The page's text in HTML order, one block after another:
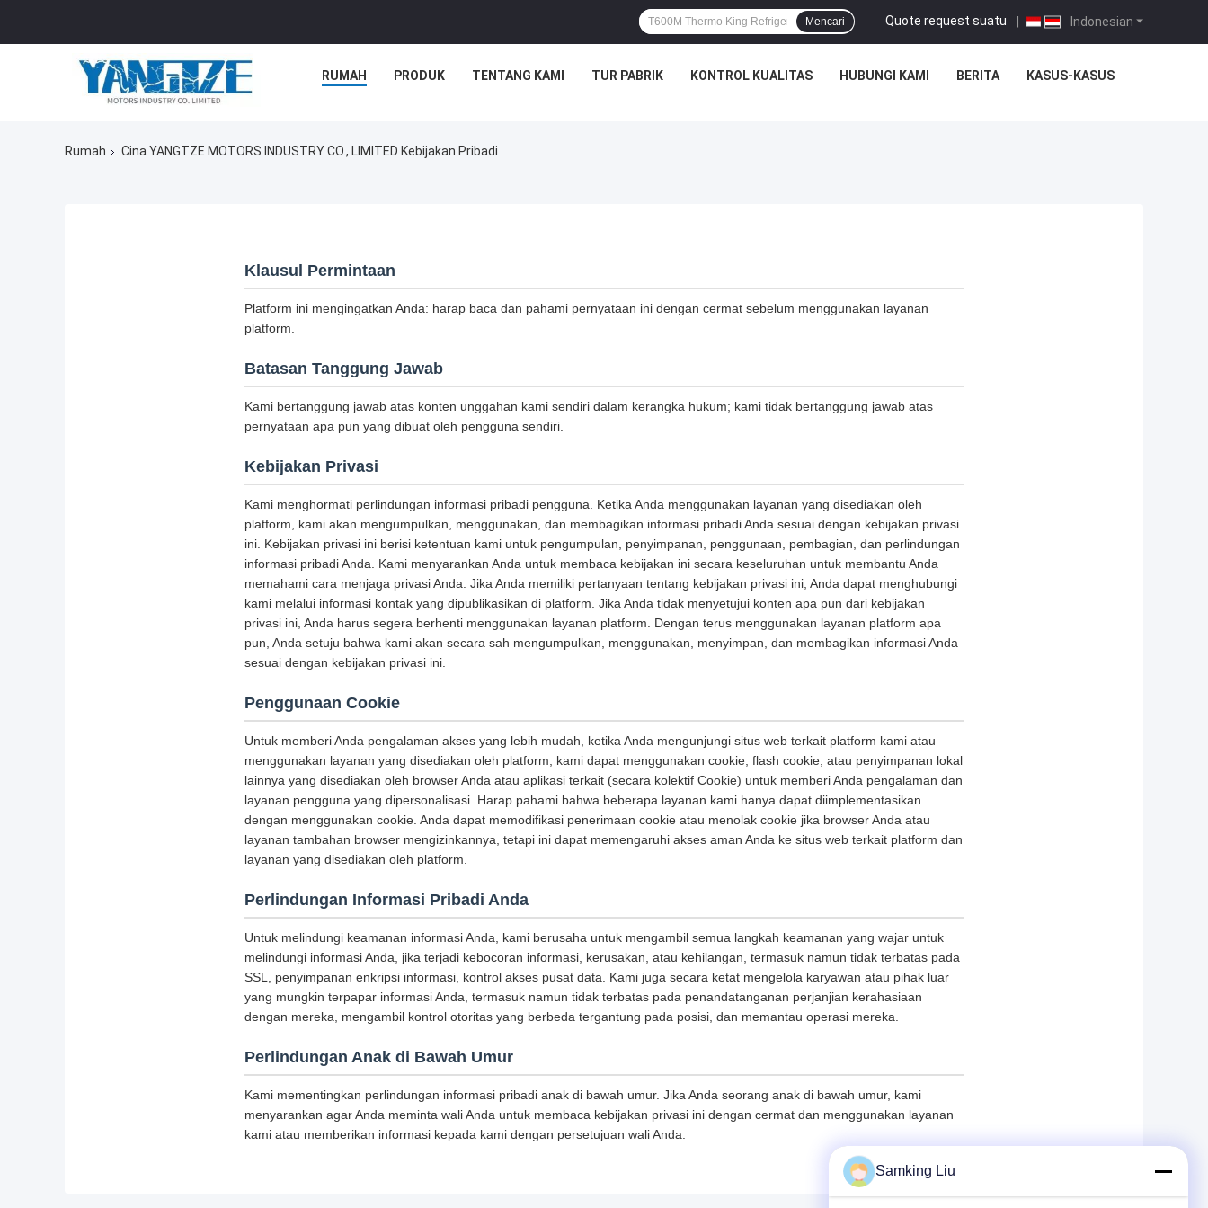
Indonesian
Quote request suatu |
Mencari
RUMAH PRODUK TENTANG KAMI TUR PABRIK KONTROL KUALITAS HUBUNGI KAMI BERITA KASUS-KASUS
Rumah Cina YANGTZE MOTORS INDUSTRY CO., LIMITED Kebijakan Pribadi
Klausul Permintaan
Platform ini mengingatkan Anda: harap baca dan pahami pernyataan ini dengan cermat sebelum menggunakan layanan
platform.
Batasan Tanggung Jawab
Kami bertanggung jawab atas konten unggahan kami sendiri dalam kerangka hukum; kami tidak bertanggung jawab atas
pernyataan apa pun yang dibuat oleh pengguna sendiri.
Kebijakan Privasi
Kami menghormati perlindungan informasi pribadi pengguna. Ketika Anda menggunakan layanan yang disediakan oleh
platform, kami akan mengumpulkan, menggunakan, dan membagikan informasi pribadi Anda sesuai dengan kebijakan privasi
ini. Kebijakan privasi ini berisi ketentuan kami untuk pengumpulan, penyimpanan, penggunaan, pembagian, dan perlindungan
informasi pribadi Anda. Kami menyarankan Anda untuk membaca kebijakan ini secara keseluruhan untuk membantu Anda
memahami cara menjaga privasi Anda. Jika Anda memiliki pertanyaan tentang kebijakan privasi ini, Anda dapat menghubungi
kami melalui informasi kontak yang dipublikasikan di platform. Jika Anda tidak menyetujui konten apa pun dari kebijakan
privasi ini, Anda harus segera berhenti menggunakan layanan platform. Dengan terus menggunakan layanan platform apa
pun, Anda setuju bahwa kami akan secara sah mengumpulkan, menggunakan, menyimpan, dan membagikan informasi Anda
sesuai dengan kebijakan privasi ini.
Penggunaan Cookie
Untuk memberi Anda pengalaman akses yang lebih mudah, ketika Anda mengunjungi situs web terkait platform kami atau
menggunakan layanan yang disediakan oleh platform, kami dapat menggunakan cookie, flash cookie, atau penyimpanan lokal
lainnya yang disediakan oleh browser Anda atau aplikasi terkait (secara kolektif Cookie) untuk memberi Anda pengalaman dan
layanan pengguna yang dipersonalisasi. Harap pahami bahwa beberapa layanan kami hanya dapat diimplementasikan
dengan menggunakan cookie. Anda dapat memodifikasi penerimaan cookie atau menolak cookie jika browser Anda atau
layanan tambahan browser mengizinkannya, tetapi ini dapat memengaruhi akses aman Anda ke situs web terkait platform dan
layanan yang disediakan oleh platform.
Perlindungan Informasi Pribadi Anda
Untuk melindungi keamanan informasi Anda, kami berusaha untuk mengambil semua langkah keamanan yang wajar untuk
melindungi informasi Anda, jika terjadi kebocoran informasi, kerusakan, atau kehilangan, termasuk namun tidak terbatas pada
SSL, penyimpanan enkripsi informasi, kontrol akses pusat data. Kami juga secara ketat mengelola karyawan atau pihak luar
yang mungkin terpapar informasi Anda, termasuk namun tidak terbatas pada penandatanganan perjanjian kerahasiaan
dengan mereka, mengambil kontrol otoritas yang berbeda tergantung pada posisi, dan memantau operasi mereka.
Perlindungan Anak di Bawah Umur
Kami mementingkan perlindungan informasi pribadi anak di bawah umur. Jika Anda seorang anak di bawah umur, kami
menyarankan agar Anda meminta wali Anda untuk membaca kebijakan privasi ini dengan cermat dan menggunakan layanan
kami atau memberikan informasi kepada kami dengan persetujuan wali Anda.
Samking Liu